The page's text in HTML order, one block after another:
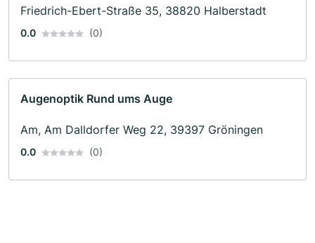
Friedrich-Ebert-Straße 35, 38820 Halberstadt
0.0 (0)
Augenoptik Rund ums Auge
Am, Am Dalldorfer Weg 22, 39397 Gröningen
0.0 (0)